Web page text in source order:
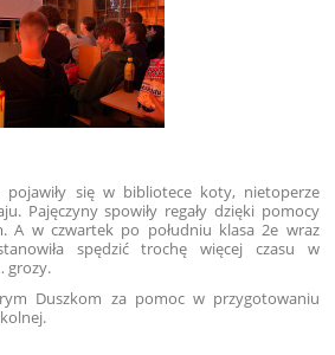
pojawiły się w bibliotece koty, nietoperze
Pajęczyny spowiły regały dzięki pomocy
A w czwartek po południu klasa 2e wraz
spędzić trochę więcej czasu w
grozy.
Duszkom za pomoc w przygotowaniu